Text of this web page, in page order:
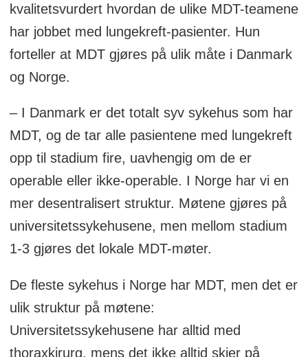
kvalitetsvurdert hvordan de ulike MDT-teamene
har jobbet med lungekreft-pasienter. Hun
forteller at MDT gjøres på ulik måte i Danmark
og Norge.
– I Danmark er det totalt syv sykehus som har
MDT, og de tar alle pasientene med lungekreft
opp til stadium fire, uavhengig om de er
operable eller ikke-operable. I Norge har vi en
mer desentralisert struktur. Møtene gjøres på
universitetssykehusene, men mellom stadium
1-3 gjøres det lokale MDT-møter.
De fleste sykehus i Norge har MDT, men det er
ulik struktur på møtene:
Universitetssykehusene har alltid med
thoraxkirurg, mens det ikke alltid skjer på